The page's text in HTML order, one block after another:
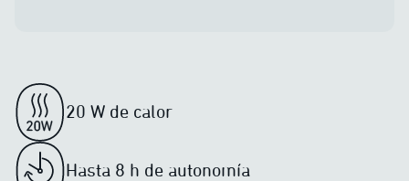
20 W de calor
Hasta 8 h de autonomía